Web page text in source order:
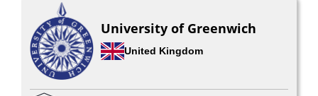
University of Greenwich
United Kingdom